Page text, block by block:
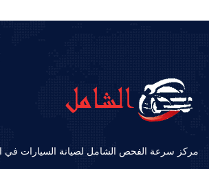
مركز سرعة الفحص الشامل لصيانة السيارات في